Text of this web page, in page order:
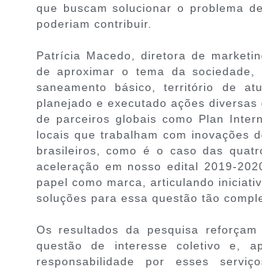
que buscam solucionar o problema
poderiam contribuir.
Patrícia Macedo, diretora de
de aproximar o tema da sociedade,
saneamento básico, território de
planejado e executado ações
de parceiros globais como Plan
locais que trabalham com inovações
brasileiros, como é o caso das
aceleração em nosso edital 2019-
papel como marca, articulando
soluções para essa questão tão
Os resultados da pesquisa
questão de interesse coletivo e,
responsabilidade por esses